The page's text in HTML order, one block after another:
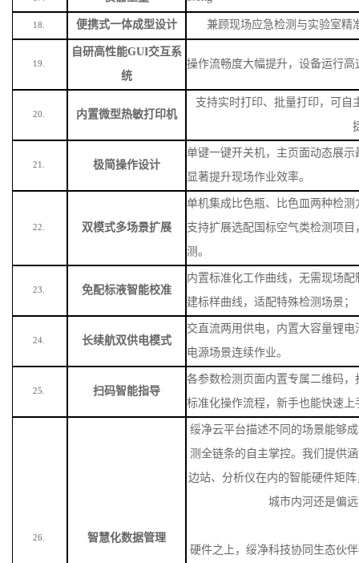
18. 便携式一体成型设计 兼顾现场应急检测与实验室精
19.
自研高性能GUI交互系
统
操作流畅度大幅提升，设备运行
20. 内置微型热敏打印机
支持实时打印、批量打印，可自
21. 极简操作设计
单键一键开关机，主页面动态展
显著提升现场作业效率。
22. 双模式多场景扩展
单机集成比色瓶、比色皿两种检
支持扩展选配国标空气类检测项
测。
23. 免配标液智能校准
内置标准化工作曲线，无需现场
建标样曲线，适配特殊检测场景 ；
24. 长续航双供电模式
交直流两用供电，内置大容量锂电
电源场景连续作业。
25. 扫码智能指导
各参数检测页面内置专属二维码
标准化操作流程，新手也能快速上
26. 智慧化数据管理
绥净云平台描述不同的场景能够
测全链条的自主掌控。我们提供
边站、分析仪在内的智能硬件矩
城市内河还是偏
硬件之上，绥净科技协同生态伙